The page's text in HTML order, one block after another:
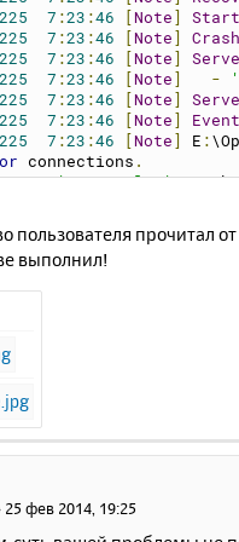
Feb 25 07:17:19
Feb 25 07:17:19
Feb 25 07:17:19
Feb 25 07:17:19
Feb 25 07:17:19
7 :23 :46 Note
7 :23 :46 Note Crash
7 :23 :46 Note
7 :23 :46 Note -
7 :23 :46 Note
7 :23 :46 Note Event
7 :23 :46 Note E :
connections .
: '5.5.35-log'
пользователя прочитал
выполнил!
25 фев 2014, 19:25